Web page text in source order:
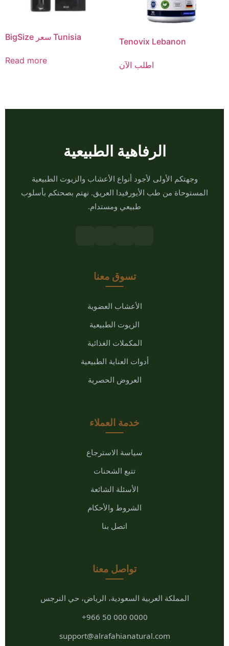
BigSize سعر Tunisia
Read more
Tenovix Lebanon
اطلب الآن
الرفاهية الطبيعية
وجهتكم الأولى لأجود أنواع الأعشاب والزيوت الطبيعية
المستوحاة من طب الأيورفيدا العريق. نهتم بصحتكم بأسلوب
طبيعي ومستدام.
تسوق معنا
الأعشاب العضوية
الزيوت الطبيعية
المكملات الغذائية
أدوات العناية الطبيعية
العروض الحصرية
خدمة العملاء
سياسة الاسترجاع
تتبع الشحنات
الأسئلة الشائعة
الشروط والأحكام
اتصل بنا
تواصل معنا
المملكة العربية السعودية، الرياض، حي النرجس
+966 50 000 0000
support@alrafahianatural.com